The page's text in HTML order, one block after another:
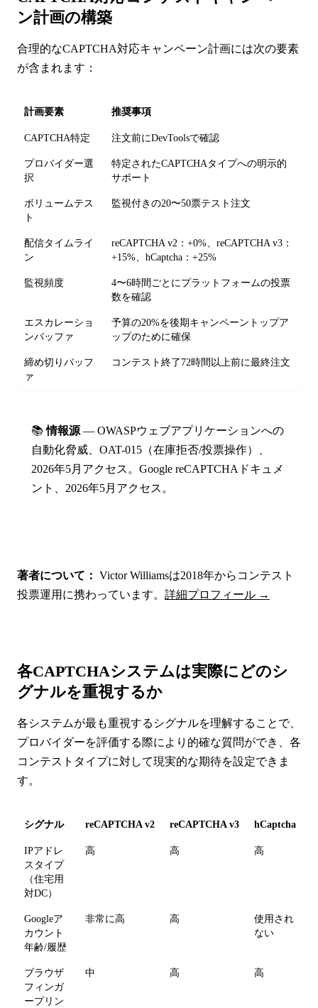
ン計画の構築
合理的なCAPTCHA対応キャンペーン計画には次の要素
が含まれます：
計画要素 推奨事項
CAPTCHA特定 注文前にDevToolsで確認
プロバイダー選
択
特定されたCAPTCHAタイプへの明示的
サポート
ボリュームテス
ト
監視付きの20〜50票テスト注文
配信タイムライ
ン
reCAPTCHA v2：+0%、reCAPTCHA v3：
+15%、hCaptcha：+25%
監視頻度
4〜6時間ごとにプラットフォームの投票
数を確認
エスカレーショ
ンバッファ
予算の20%を後期キャンペーントップア
ップのために確保
締め切りバッフ
ァ
コンテスト終了72時間以上前に最終注文
📚情報源 — OWASPウェブアプリケーションへの
自動化脅威、OAT-015（在庫拒否/投票操作）、
2026年5月アクセス。Google reCAPTCHAドキュメ
ント、2026年5月アクセス。
著者について： Victor Williamsは2018年からコンテスト
投票運用に携わっています。 詳細プロフィール →
各CAPTCHAシステムは実際にどのシ
グナルを重視するか
各システムが最も重視するシグナルを理解することで、
プロバイダーを評価する際により的確な質問ができ、各
コンテストタイプに対して現実的な期待を設定できま
す。
シグナル reCAPTCHA v2 reCAPTCHA v3 hCaptcha
IPアドレ
スタイプ
（住宅用
対DC）
高 高 高
Googleア
カウント
年齢/履歴
非常に高 高
使用され
ない
ブラウザ
フィンガ
ープリン
中 高 高